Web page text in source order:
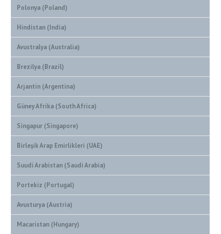
Polonya (Poland)
Hindistan (India)
Avustralya (Australia)
Brezilya (Brazil)
Arjantin (Argentina)
Güney Afrika (South Africa)
Singapur (Singapore)
Birleşik Arap Emirlikleri (UAE)
Suudi Arabistan (Saudi Arabia)
Portekiz (Portugal)
Avusturya (Austria)
Macaristan (Hungary)